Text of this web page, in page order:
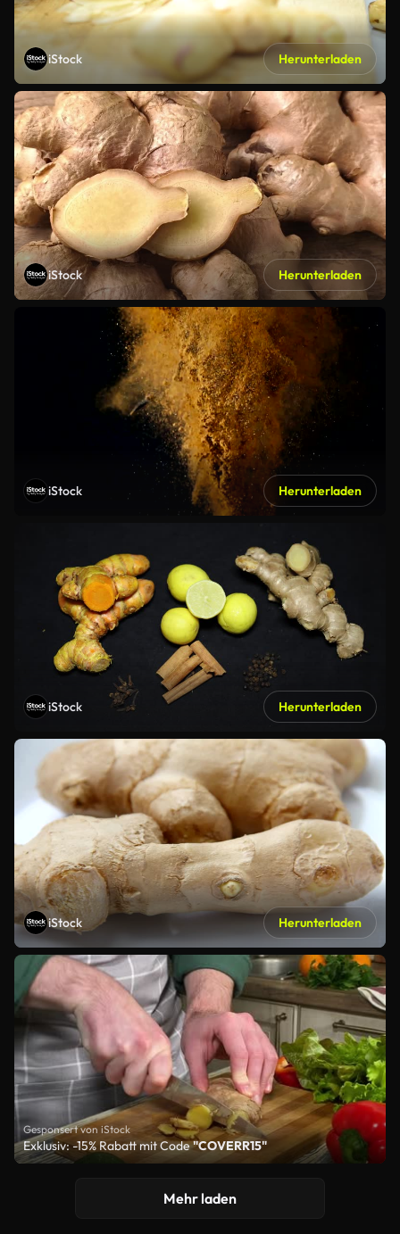
iStock Herunterladen
iStock Herunterladen
iStock Herunterladen
iStock Herunterladen
iStock Herunterladen
Gesponsert von iStock
Exklusiv: -15% Rabatt mit Code"COVERR15"
Mehr laden